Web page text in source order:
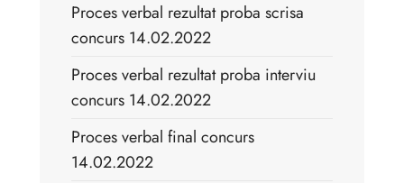
Proces verbal rezultat proba scrisa
concurs 14.02.2022
Proces verbal rezultat proba interviu
concurs 14.02.2022
Proces verbal final concurs
14.02.2022